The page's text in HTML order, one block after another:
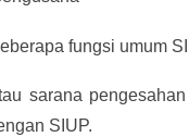
fungsi umum
sarana
SIUP.